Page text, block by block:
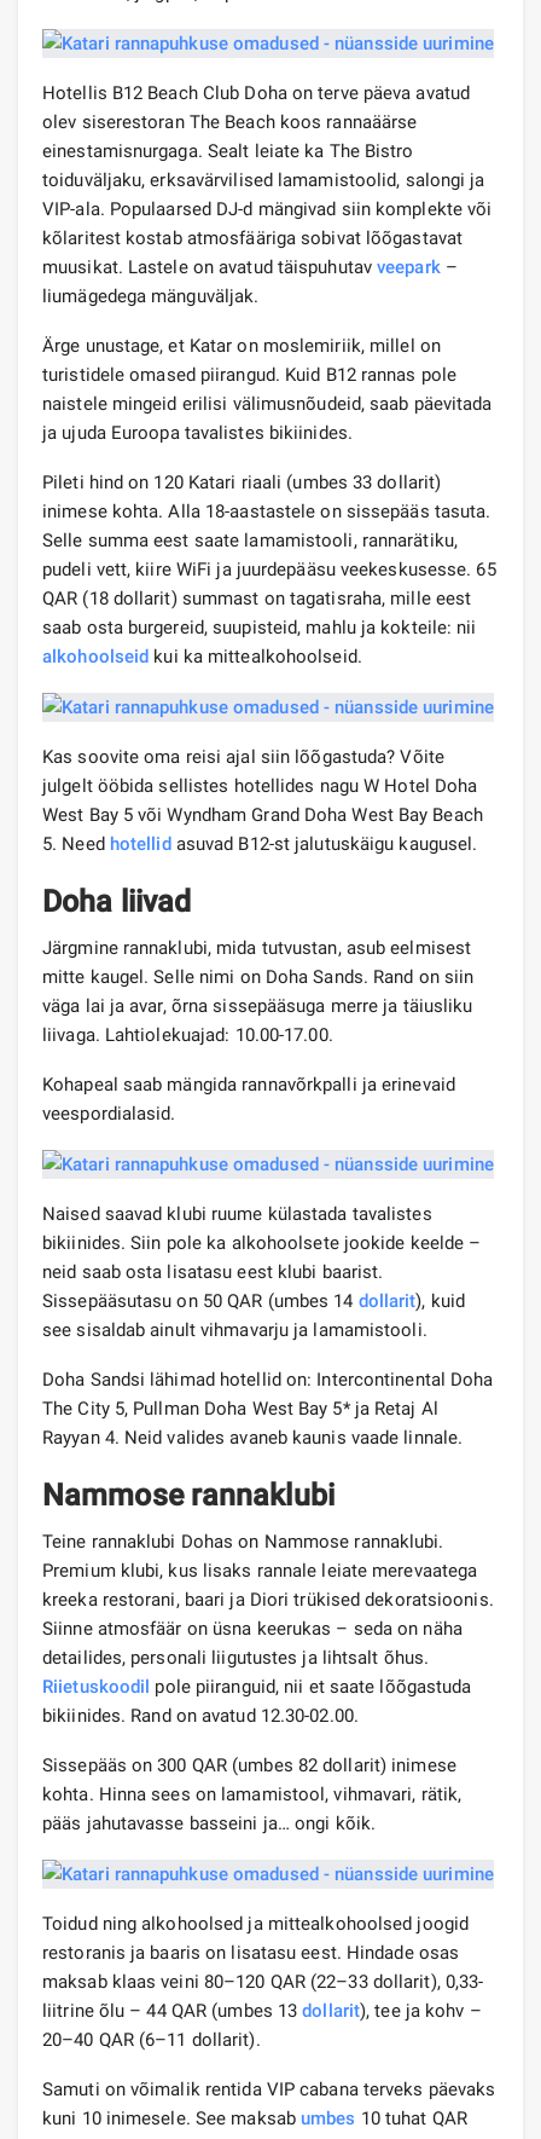
Hotellis B12 Beach Club Doha on terve päeva avatud
olev siserestoran The Beach koos rannaäärse
einestamisnurgaga. Sealt leiate ka The Bistro
toiduväljaku, erksavärvilised lamamistoolid, salongi ja
VIP-ala. Populaarsed DJ-d mängivad siin komplekte või
kõlaritest kostab atmosfääriga sobivat lõõgastavat
muusikat. Lastele on avatud täispuhutavveepark–
liumägedega mänguväljak.
Ärge unustage, et Katar on moslemiriik, millel on
turistidele omased piirangud. Kuid B12 rannas pole
naistele mingeid erilisi välimusnõudeid, saab päevitada
ja ujuda Euroopa tavalistes bikiinides.
Pileti hind on 120 Katari riaali (umbes 33 dollarit)
inimese kohta. Alla 18-aastastele on sissepääs tasuta.
Selle summa eest saate lamamistooli, rannarätiku,
pudeli vett, kiire WiFi ja juurdepääsu veekeskusesse. 65
QAR (18 dollarit) summast on tagatisraha, mille eest
saab osta burgereid, suupisteid, mahlu ja kokteile: nii
alkohoolseid kui ka mittealkohoolseid.
Kas soovite oma reisi ajal siin lõõgastuda? Võite
julgelt ööbida sellistes hotellides nagu W Hotel Doha
West Bay 5 või Wyndham Grand Doha West Bay Beach
5. Need hotellidasuvad B12-st jalutuskäigu kaugusel.
Doha liivad
Järgmine rannaklubi, mida tutvustan, asub eelmisest
mitte kaugel. Selle nimi on Doha Sands. Rand on siin
väga lai ja avar, õrna sissepääsuga merre ja täiusliku
liivaga. Lahtiolekuajad: 10.00-17.00.
Kohapeal saab mängida rannavõrkpalli ja erinevaid
veespordialasid.
Naised saavad klubi ruume külastada tavalistes
bikiinides. Siin pole ka alkohoolsete jookide keelde –
neid saab osta lisatasu eest klubi baarist.
Sissepääsutasu on 50 QAR (umbes 14 dollarit), kuid
see sisaldab ainult vihmavarju ja lamamistooli.
Doha Sandsi lähimad hotellid on: Intercontinental Doha
The City 5, Pullman Doha West Bay 5* ja Retaj Al
Rayyan 4. Neid valides avaneb kaunis vaade linnale.
Nammose rannaklubi
Teine rannaklubi Dohas on Nammose rannaklubi.
Premium klubi, kus lisaks rannale leiate merevaatega
kreeka restorani, baari ja Diori trükised dekoratsioonis.
Siinne atmosfäär on üsna keerukas – seda on näha
detailides, personali liigutustes ja lihtsalt õhus.
Riietuskoodil pole piiranguid, nii et saate lõõgastuda
bikiinides. Rand on avatud 12.30-02.00.
Sissepääs on 300 QAR (umbes 82 dollarit) inimese
kohta. Hinna sees on lamamistool, vihmavari, rätik,
pääs jahutavasse basseini ja… ongi kõik.
Toidud ning alkohoolsed ja mittealkohoolsed joogid
restoranis ja baaris on lisatasu eest. Hindade osas
maksab klaas veini 80–120 QAR (22–33 dollarit), 0,33-
liitrine õlu – 44 QAR (umbes 13dollarit), tee ja kohv –
20–40 QAR (6–11 dollarit).
Samuti on võimalik rentida VIP cabana terveks päevaks
kuni 10 inimesele. See maksabumbes 10 tuhat QAR